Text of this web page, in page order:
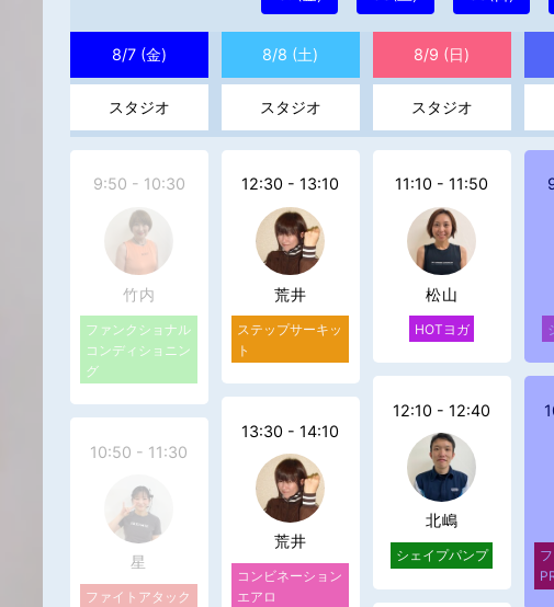
8/7 (金)
スタジオ
8/8 (土)
スタジオ
8/9 (日)
スタジオ
9:50 - 10:30
竹内
ファンクショナル
コンディショニン
グ
10:50 - 11:30
星
ファイトアタック
12:30 - 13:10
荒井
ステップサーキッ
ト
13:30 - 14:10
荒井
コンビネーション
エアロ
11:10 - 11:50
松山
HOTヨガ
12:10 - 12:40
北嶋
シェイプパンプ